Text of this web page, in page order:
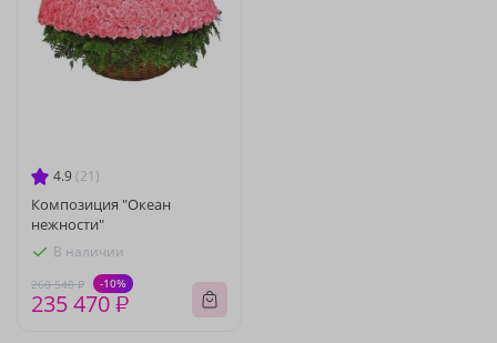
4.9 (21)
Композиция "Океан
нежности"
В наличии
260 540 ₽ -10%
235 470 ₽